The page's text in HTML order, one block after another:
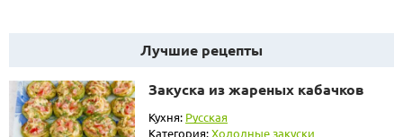
Лучшие рецепты
Закуска из жареных кабачков
Кухня: Русская
Категория:Холодные закуски